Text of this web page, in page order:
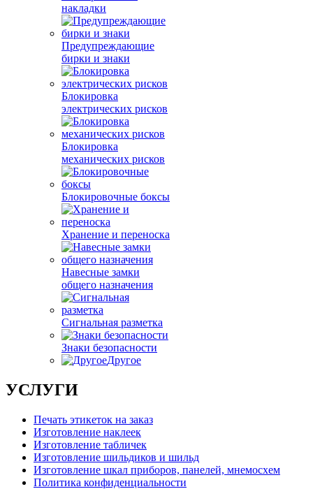
накладки
Предупреждающие
бирки и знаки
Блокировка
электрических рисков
Блокировка
механических рисков
Блокировочные боксы
Хранение и переноска
Навесные замки
общего назначения
Сигнальная разметка
Знаки безопасности
Другое
УСЛУГИ
Печать этикеток на заказ
Изготовление наклеек
Изготовление табличек
Изготовление шильдиков и шильд
Изготовление шкал приборов, панелей, мнемосхем
Политика конфиденциальности